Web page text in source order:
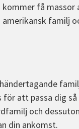
kommer få
familj
att passa dig
och
din ankomst.